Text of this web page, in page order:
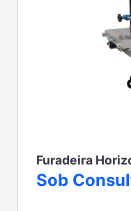
Furadeira
Sob